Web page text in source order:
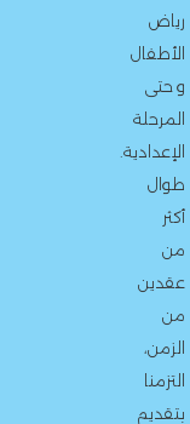
رياض
الأطفال
و حتى
المرحلة
الإعدادية.
طوال
أكثر
من
عقدين
من
الزمن،
التزمنا
بتقديم